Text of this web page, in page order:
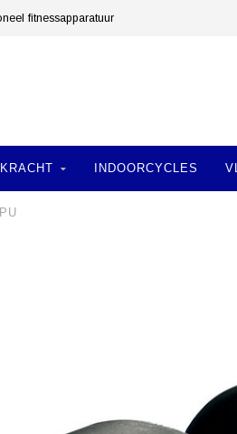
fitnessapparatuur
KRACHT INDOORCYCLES